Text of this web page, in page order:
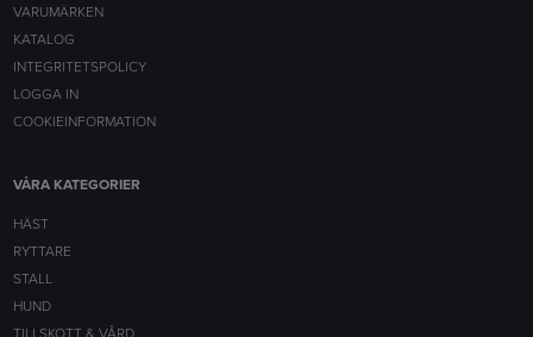
VARUMÄRKEN
KATALOG
INTEGRITETSPOLICY
LOGGA IN
COOKIEINFORMATION
VÅRA KATEGORIER
HÄST
RYTTARE
STALL
HUND